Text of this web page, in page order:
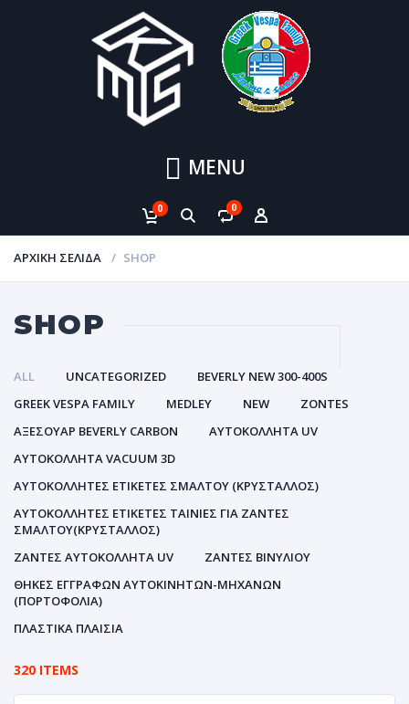
MENU
0 0
ΑΡΧΙΚΉ ΣΕΛΊΔΑ SHOP
SHOP
ALL UNCATEGORIZED
BEVERLY NEW 300-400S
GREEK VESPA FAMILY
MEDLEY NEW
ZONTES
ΑΞΕΣΟΥΑΡ BEVERLY CARBON
ΑΥΤΟΚΌΛΛΗΤΑ UV
ΑΥΤΟΚΌΛΛΗΤΑ VACUUM 3D
ΑΥΤΟΚΌΛΛΗΤΕΣ ΕΤΙΚΈΤΕΣ ΣΜΆΛΤΟΥ (ΚΡΥΣΤΑΛΛΟΣ)
ΑΥΤΟΚΌΛΛΗΤΕΣ ΕΤΙΚΈΤΕΣ ΤΑΙΝΊΕΣ ΓΙΑ ΖΆΝΤΕΣ
ΣΜΆΛΤΟΥ(ΚΡΎΣΤΑΛΛΟΣ)
ΖΆΝΤΕΣ ΑΥΤΟΚΌΛΛΗΤΑ UV
ΖΆΝΤΕΣ ΒΙΝΥΛΊΟΥ
ΘΉΚΕΣ ΕΓΓΡΆΦΩΝ ΑΥΤΟΚΙΝΗΤΩΝ-ΜΗΧΑΝΩΝ
(ΠΟΡΤΟΦΌΛΙΑ)
ΠΛΑΣΤΙΚΆ ΠΛΑΊΣΙΑ
320 ITEMS